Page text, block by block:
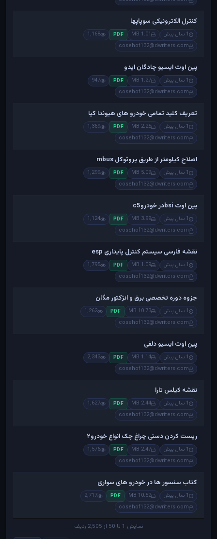
کنترل الکترونیکی سوپاپها
1 سال پیش 1.01 MB
PDF
1,168
cosehof132@dwriters.com
پین اوت ایسیو چادگان ایدو
1 سال پیش 1.27 MB
PDF
947
cosehof132@dwriters.com
تعریف کلید تمامی خودرو های هیوندا کیا
1 سال پیش 2.25 MB
PDF
1,369
cosehof132@dwriters.com
اصلاح کیلومتر از طریق پروتوکل mbus
1 سال پیش 5.09 MB
PDF
1,299
cosehof132@dwriters.com
پین اوت bsiدر خودروc5
1 سال پیش 3.99 MB
PDF
1,124
cosehof132@dwriters.com
نقشه فارسی سیستم کنترل پایداری esp
1 سال پیش 1.09 MB
PDF
1,795
cosehof132@dwriters.com
جزوه دوره تخصصی برق و انژکتور مگان
1 سال پیش 10.73 MB
PDF
1,262
cosehof132@dwriters.com
پین اوت ایسیو دلفی
1 سال پیش 1.14 MB
PDF
2,343
cosehof132@dwriters.com
نقشه کیلس تارا
1 سال پیش 2.44 MB
PDF
1,627
cosehof132@dwriters.com
ریست کردن دستی چراغ چک انواع خودرو۲
1 سال پیش 2.47 MB
PDF
1,576
cosehof132@dwriters.com
کتاب سنسور ها در خودرو های سواری
1 سال پیش 10.52 MB
PDF
2,717
cosehof132@dwriters.com
نمایش 1 تا 50 از 2,505 ردیف